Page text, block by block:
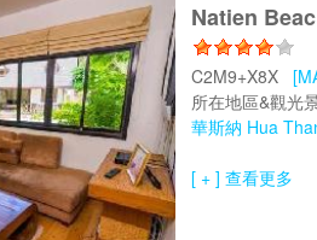
Natien
C2M9+X8X
所在地區&觀光
華斯納 Hua
[ + ] 查看更多